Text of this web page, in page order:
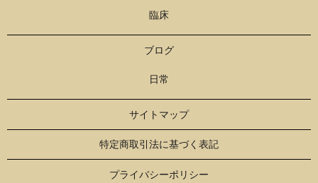
臨床
ブログ
日常
サイトマップ
特定商取引法に基づく表記
プライバシーポリシー